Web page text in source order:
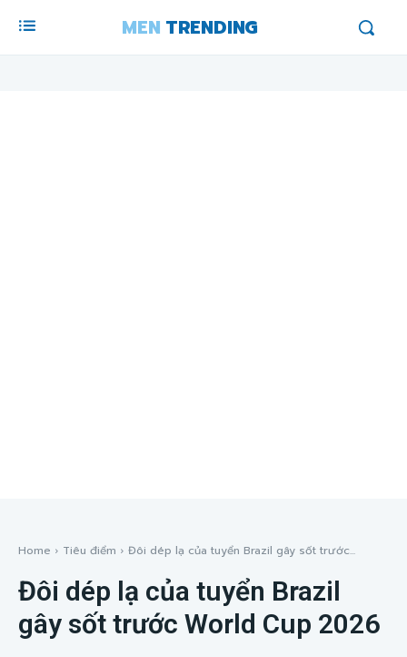
MEN TRENDING
Home Tiêu điểm Đôi dép lạ của tuyển Brazil gây sốt trước...
Đôi dép lạ của tuyển Brazil
gây sốt trước World Cup 2026